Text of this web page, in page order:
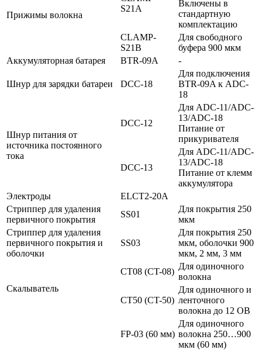
Прижимы волокна
S21A
Включены в
стандартную
комплектацию
CLAMP-
S21B
Для свободного
буфера 900 мкм
Аккумуляторная батарея
BTR-09A -
Шнур для зарядки батареи DCC-18
Для подключения
BTR-09A к ADC-
18
Шнур питания от
источника постоянного
тока
DCC-12
Для ADC-11/ADC-
13/ADC-18
Питание от
прикуривателя
DCC-13
Для ADC-11/ADC-
13/ADC-18
Питание от клемм
аккумулятора
Электроды
ELCT2-20A
Стриппер для удаления
первичного покрытия
SS01
Для покрытия 250
мкм
Стриппер для удаления
первичного покрытия и
оболочки
SS03
Для покрытия 250
мкм, оболочки 900
мкм, 2 мм, 3 мм
Скалыватель
CT08 (CT-08)
Для одиночного
волокна
CT50 (CT-50)
Для одиночного и
ленточного
волокна до 12 ОВ
FP-03 (60 мм)
Для одиночного
волокна 250…900
мкм (60 мм)